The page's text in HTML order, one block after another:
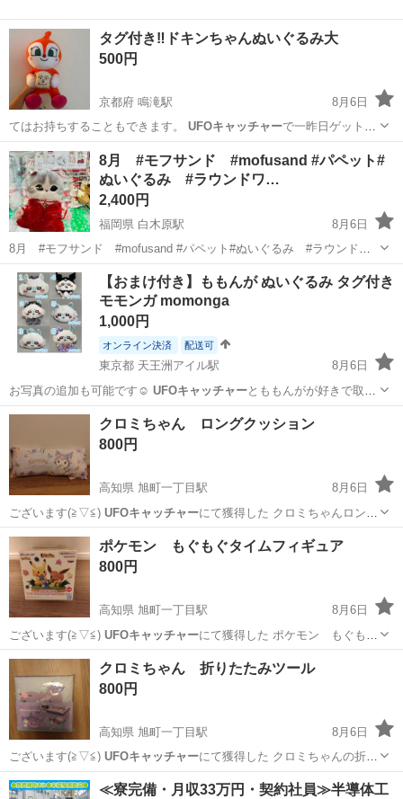
タグ付き‼️ドキンちゃんぬいぐるみ大
500円
京都府 鳴滝駅
8月6日
てはお持ちすることもできます。 UFOキャッチャーで一昨日ゲットし
ました
京都 京都市 鳴滝駅 おもちゃ
8月 #モフサンド #mofusand #パペット#
ぬいぐるみ #ラウンドワ…
2,400円
福岡県 白木原駅
8月6日
8月 #モフサンド #mofusand #パペット#ぬいぐるみ #ラウンドワ
ン #コラボver. #クレーンゲーム #ＵＦＯキャッチャー #景品 全長約
25センチ 袋入りです 収穫日 2026年8月 タグつき 獲得...
福岡 大野城市 白木原駅 おもちゃ ラウンドワン
【おまけ付き】ももんが ぬいぐるみ タグ付き
モモンガ momonga
1,000円
オンライン決済 配送可
東京都 天王洲アイル駅
8月6日
お写真の追加も可能です☺️ UFOキャッチャーとももんがが好きで取っ
てましたが…
東京 港区 おもちゃ
クロミちゃん ロングクッション
800円
高知県 旭町一丁目駅
8月6日
ございます(⁠≧⁠▽⁠≦⁠) UFOキャッチャーにて獲得した クロミちゃんロン
グ…
高知 高知市 旭町一丁目駅 その他
ポケモン もぐもぐタイムフィギュア
800円
高知県 旭町一丁目駅
8月6日
ございます(⁠≧⁠▽⁠≦⁠) UFOキャッチャーにて獲得した ポケモン もぐも
ぐ…
高知 高知市 その他
クロミちゃん 折りたたみツール
800円
高知県 旭町一丁目駅
8月6日
ございます(⁠≧⁠▽⁠≦⁠) UFOキャッチャーにて獲得した クロミちゃんの折
り…
高知 高知市 旭町一丁目駅 その他 クロミ
≪寮完備・月収33万円・契約社員≫半導体工